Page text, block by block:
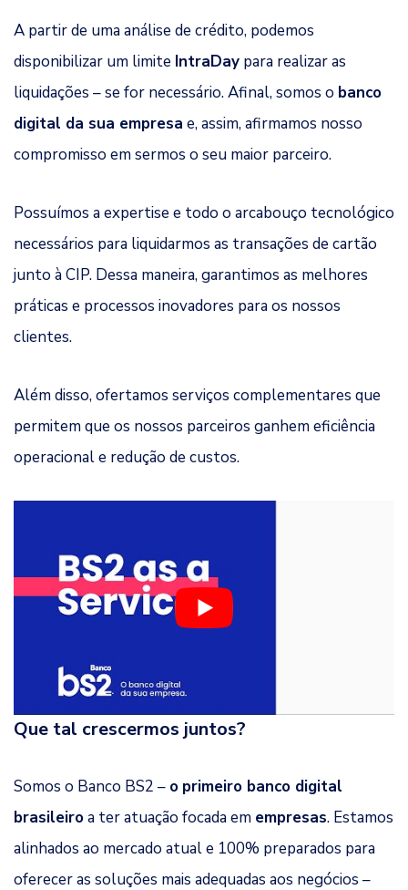
A partir de uma análise de crédito, podemos
disponibilizar um limite IntraDay para realizar as
liquidações – se for necessário. Afinal, somos o banco
digital da sua empresa e, assim, afirmamos nosso
compromisso em sermos o seu maior parceiro.
Possuímos a expertise e todo o arcabouço tecnológico
necessários para liquidarmos as transações de cartão
junto à CIP. Dessa maneira, garantimos as melhores
práticas e processos inovadores para os nossos
clientes.
Além disso, ofertamos serviços complementares que
permitem que os nossos parceiros ganhem eficiência
operacional e redução de custos.
Que tal crescermos juntos?
Somos o Banco BS2 – o primeiro banco digital
brasileiroa ter atuação focada em empresas. Estamos
alinhados ao mercado atual e 100% preparados para
oferecer as soluções mais adequadas aos negócios –